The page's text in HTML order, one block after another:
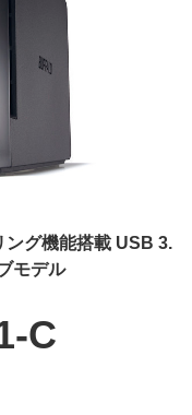
ング機能搭載 USB 3.
モデル
C